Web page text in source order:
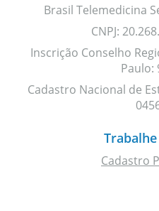
Brasil Telemedicina
CNPJ:
Inscrição Conselho
Paulo:
Cadastro Nacional de
Cadastro